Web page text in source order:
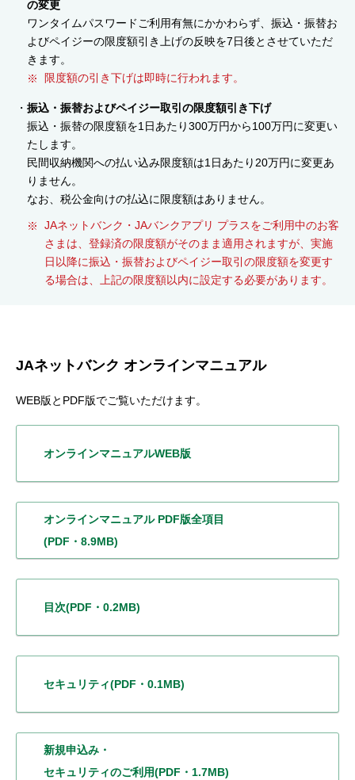
の変更
ワンタイムパスワードご利用有無にかかわらず、振込・振替お
よびペイジーの限度額引き上げの反映を7日後とさせていただ
きます。
限度額の引き下げは即時に行われます。
振込・振替およびペイジー取引の限度額引き下げ
振込・振替の限度額を1日あたり300万円から100万円に変更い
たします。
民間収納機関への払い込み限度額は1日あたり20万円に変更あ
りません。
なお、税公金向けの払込に限度額はありません。
JAネットバンク・JAバンクアプリ プラスをご利用中のお客
さまは、登録済の限度額がそのまま適用されますが、実施
日以降に振込・振替およびペイジー取引の限度額を変更す
る場合は、上記の限度額以内に設定する必要があります。
JAネットバンク オンラインマニュアル
WEB版とPDF版でご覧いただけます。
オンラインマニュアルWEB版
オンラインマニュアル PDF版全項目
(PDF・8.9MB)
目次(PDF・0.2MB)
セキュリティ(PDF・0.1MB)
新規申込み・
セキュリティのご利用(PDF・1.7MB)